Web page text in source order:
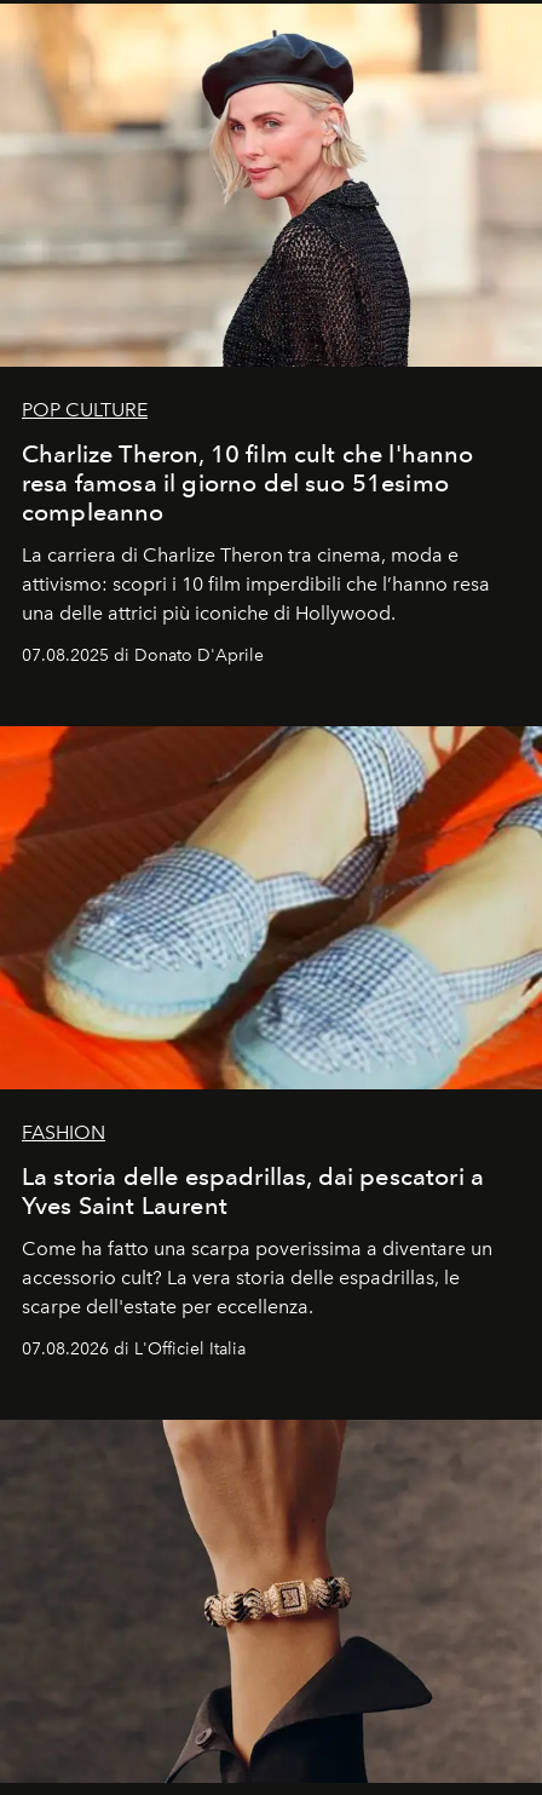
POP CULTURE
Charlize Theron, 10 film cult che l'hanno
resa famosa il giorno del suo 51esimo
compleanno
La carriera di Charlize Theron tra cinema, moda e
attivismo: scopri i 10 film imperdibili che l’hanno resa
una delle attrici più iconiche di Hollywood.
07.08.2025 di Donato D'Aprile
FASHION
La storia delle espadrillas, dai pescatori a
Yves Saint Laurent
Come ha fatto una scarpa poverissima a diventare un
accessorio cult? La vera storia delle espadrillas, le
scarpe dell'estate per eccellenza.
07.08.2026 di L'Officiel Italia